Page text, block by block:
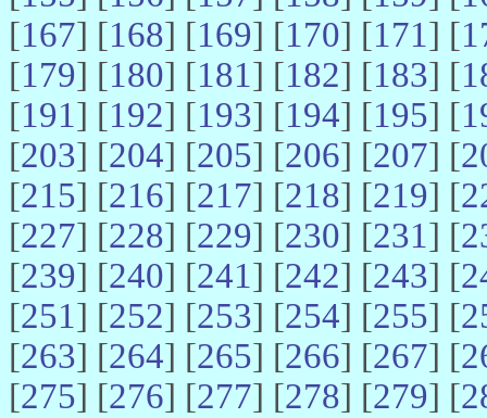
[167] [168] [169] [170] [171] [
[179] [180] [181] [182] [183] [
[191] [192] [193] [194] [195] [
[203] [204] [205] [206] [207] [
[215] [216] [217] [218] [219] [
[227] [228] [229] [230] [231] [
[239] [240] [241] [242] [243] [
[251] [252] [253] [254] [255] [
[263] [264] [265] [266] [267] [
[275] [276] [277] [278] [279] [